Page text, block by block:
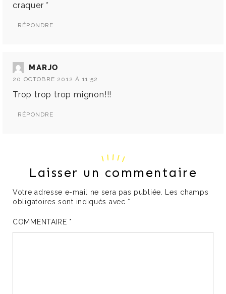
craquer *
RÉPONDRE
MARJO
20 OCTOBRE 2012 À 11:52
Trop trop trop mignon!!!
RÉPONDRE
Laisser un commentaire
Votre adresse e-mail ne sera pas publiée. Les champs
obligatoires sont indiqués avec *
COMMENTAIRE *